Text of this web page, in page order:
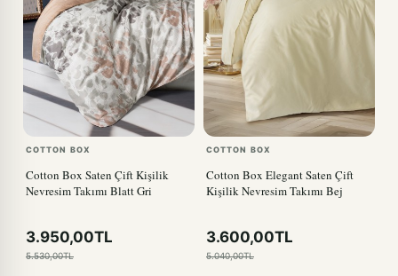
COTTON BOX
Cotton Box Saten Çift Kişilik
Nevresim Takımı Blatt Gri
3.950,00TL
5.530,00TL
COTTON BOX
Cotton Box Elegant Saten Çift
Kişilik Nevresim Takımı Bej
3.600,00TL
5.040,00TL